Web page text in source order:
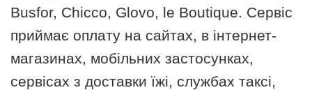
Busfor, Chicco, Glovo, le Boutique. Сервіс
приймає оплату на сайтах, в інтернет-
магазинах, мобільних застосунках,
сервісах з доставки їжі, службах таксі,